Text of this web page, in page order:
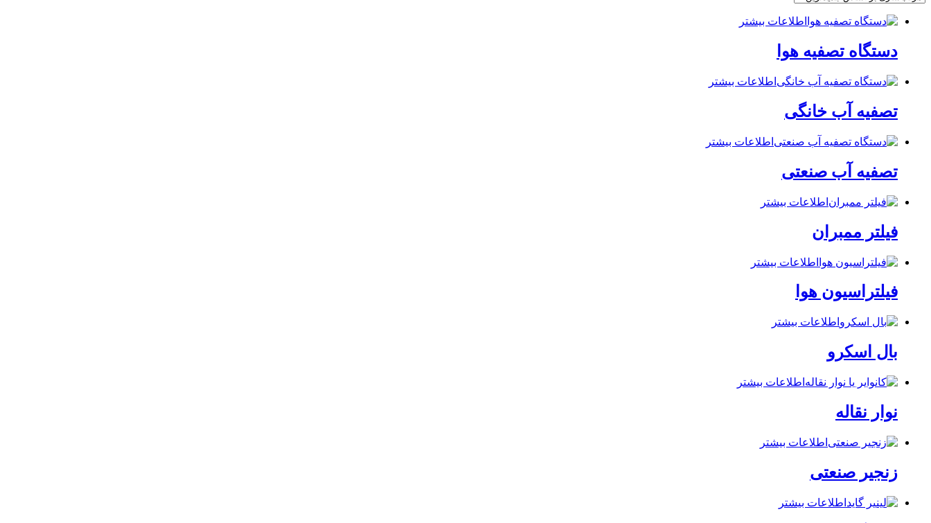
اطلاعات بیشتر
دستگاه تصفیه هوا
اطلاعات بیشتر
تصفیه آب خانگی
اطلاعات بیشتر
تصفیه آب صنعتی
اطلاعات بیشتر
فیلتر ممبران
اطلاعات بیشتر
فیلتراسیون هوا
اطلاعات بیشتر
بال اسکرو
اطلاعات بیشتر
نوار نقاله
اطلاعات بیشتر
زنجیر صنعتی
اطلاعات بیشتر